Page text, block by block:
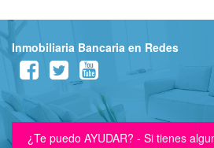
Inmobiliaria Bancaria en Redes
¿Te puedo AYUDAR? - Si tienes